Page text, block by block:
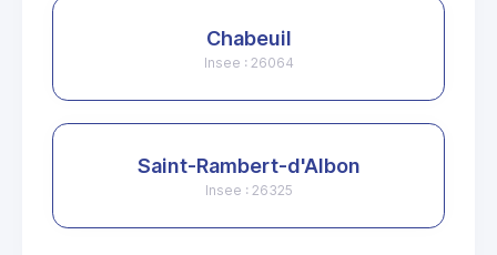
Chabeuil
Insee : 26064
Saint-Rambert-d'Albon
Insee : 26325